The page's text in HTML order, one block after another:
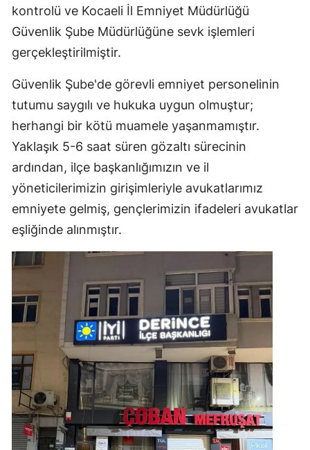
kontrolü ve Kocaeli İl Emniyet Müdürlüğü
Güvenlik Şube Müdürlüğüne sevk işlemleri
gerçekleştirilmiştir.
Güvenlik Şube'de görevli emniyet personelinin
tutumu saygılı ve hukuka uygun olmuştur;
herhangi bir kötü muamele yaşanmamıştır.
Yaklaşık 5-6 saat süren gözaltı sürecinin
ardından, ilçe başkanlığımızın ve il
yöneticilerimizin girişimleriyle avukatlarımız
emniyete gelmiş, gençlerimizin ifadeleri avukatlar
eşliğinde alınmıştır.